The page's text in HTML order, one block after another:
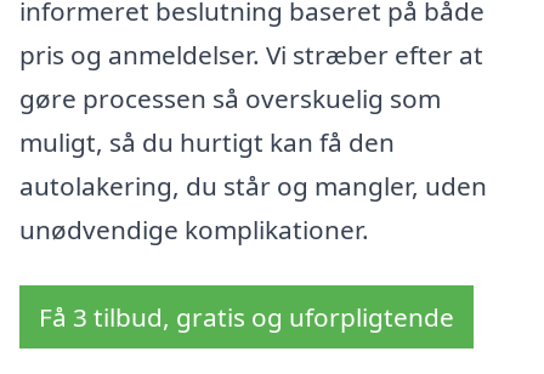
informeret beslutning baseret på både
pris og anmeldelser. Vi stræber efter at
gøre processen så overskuelig som
muligt, så du hurtigt kan få den
autolakering, du står og mangler, uden
unødvendige komplikationer.
Få 3 tilbud, gratis og uforpligtende